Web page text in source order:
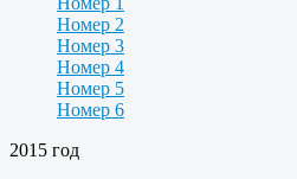
Номер 2
Номер 3
Номер 4
Номер 5
Номер 6
2015 год